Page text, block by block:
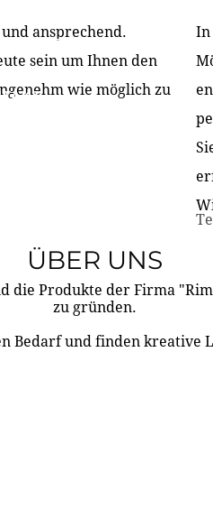
PARTNER &
ansprechend.
sein um Ihnen den
wie möglich zu
In
ÜBER UNS
Produkte der Firma
zu gründen.
Bedarf und finden kreative